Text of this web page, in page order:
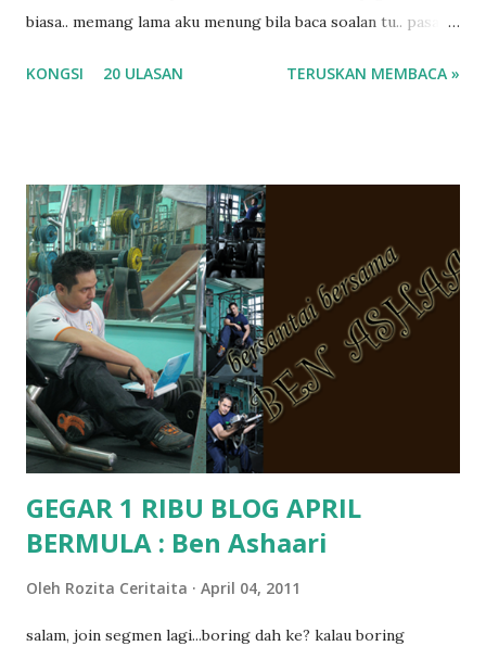
biasa.. memang lama aku menung bila baca soalan tu.. pasal
ko.. masa tu aku baru je ada anak sorang dan aku hentam je
tanya sapa-sapa pun masa tu.. bila fikir-fikirkan balik terasa
jugak masa alahai teruknya kami sebagai ibubapa.. dan kami
terasa jugak semakin teruk bila abg long dah masuk 2 tahun
kat salah satu tadika swasta ni.. tapi nampaknya kenal huruf
pun tak tau.. pengsan aku bila ingat balik.. aku mula fikir
mungkin sebab abg long sendiri jenis budak yang ada
masalah dyslexia.. tapi minor la.. nanti la aku cerita pasal
dyslexia tu.. lepas tu kami buat keputusan pu...
KONGSI 20 ULASAN TERUSKAN MEMBACA »
GEGAR 1 RIBU BLOG APRIL
BERMULA : Ben Ashaari
Oleh Rozita Ceritaita April 04, 2011
salam, join segmen lagi...boring dah ke? kalau boring